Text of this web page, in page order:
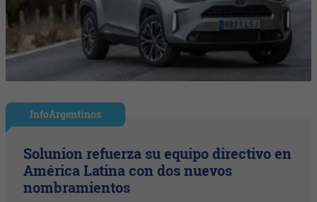
InfoArgentinos
Solunion refuerza su equipo directivo en
América Latina con dos nuevos
nombramientos